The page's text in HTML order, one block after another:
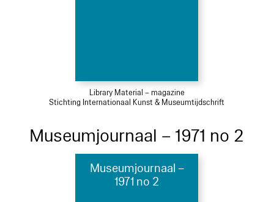
Library Material – magazine
Stichting Internationaal Kunst & Museumtijdschrift
Museumjournaal – 1971 no 2
Museumjournaal –
1971 no 2